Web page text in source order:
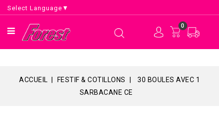
Select Language ▼
0
ACCUEIL FESTIF & COTILLONS
30 BOULES AVEC 1
SARBACANE CE